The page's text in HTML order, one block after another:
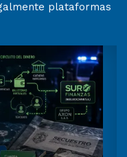
plataformas